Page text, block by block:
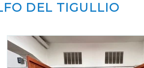
DEL TIGULLIO